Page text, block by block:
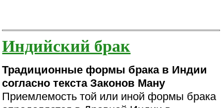
Индийский брак
Традиционные формы брака в Индии
согласно текста Законов Ману
Приемлемость той или иной формы брака